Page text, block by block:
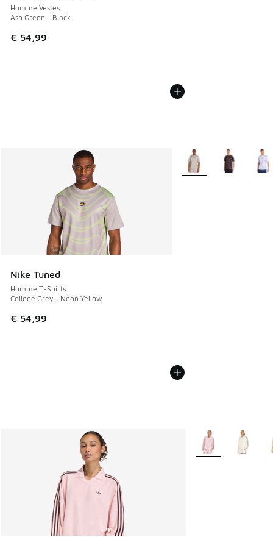
Homme Vestes
Ash Green - Black
€ 54,99
Nike Tuned
Homme T-Shirts
College Grey - Neon Yellow
€ 54,99
Plus de couleurs
Plus de couleurs